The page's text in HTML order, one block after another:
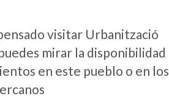
visitar Urbanització
mirar la disponibilidad
en este pueblo o en los